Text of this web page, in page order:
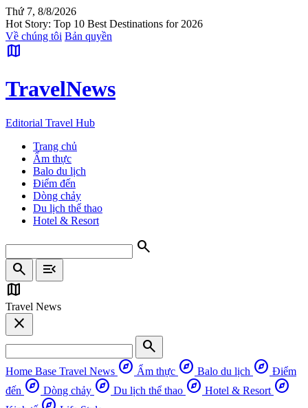
Thứ 7, 8/8/2026
Hot Story: Top 10 Best Destinations for 2026
Về chúng tôi Bản quyền
map
TravelNews
Editorial Travel Hub
Trang chủ
Ẩm thực
Balo du lịch
Điểm đến
Dòng chảy
Du lịch thể thao
Hotel & Resort
search
search
menu_open
map
Travel News
close
search
Home Base Travel News explore Ẩm thực explore Balo du lịch explore Điểm
đến explore Dòng chảy explore Du lịch thể thao explore Hotel & Resort explore